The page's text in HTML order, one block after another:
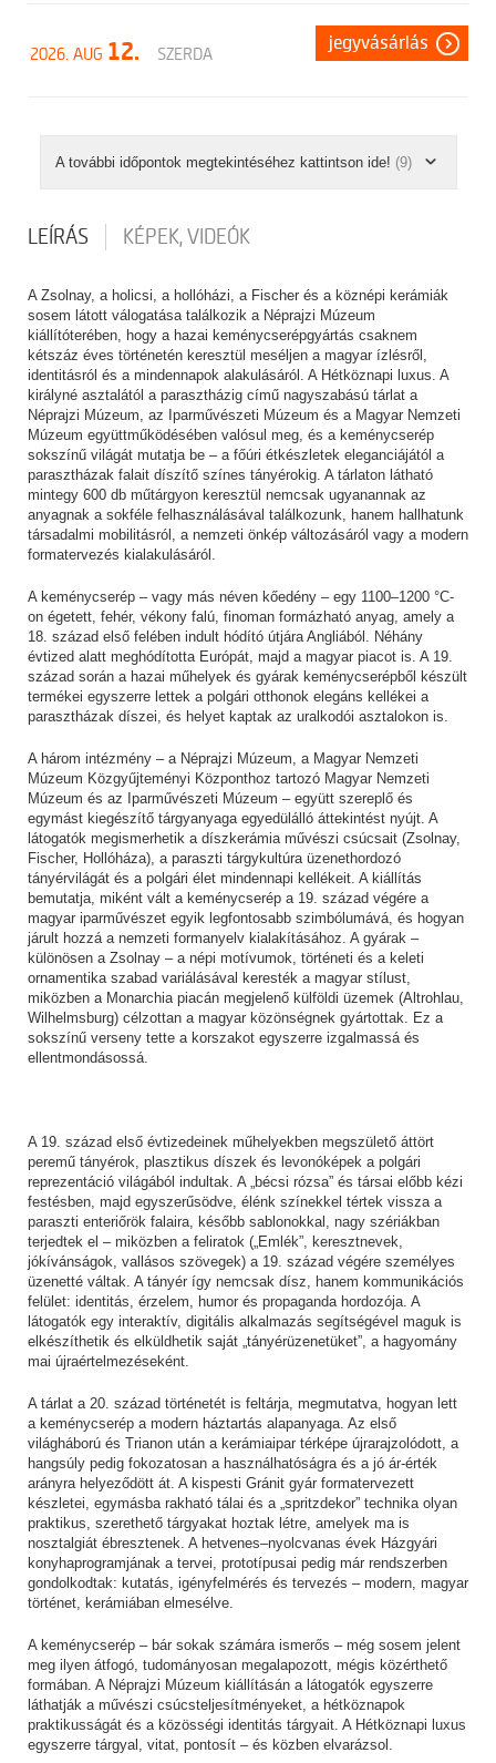
2026. AUG 12. SZERDA
jegyvásárlás
A további időpontok megtekintéséhez kattintson ide! (9)
LEÍRÁS KÉPEK, VIDEÓK
A Zsolnay, a holicsi, a hollóházi, a Fischer és a köznépi kerámiák
sosem látott válogatása találkozik a Néprajzi Múzeum
kiállítóterében, hogy a hazai keménycserépgyártás csaknem
kétszáz éves történetén keresztül meséljen a magyar ízlésről,
identitásról és a mindennapok alakulásáról. A Hétköznapi luxus. A
királyné asztalától a parasztházig című nagyszabású tárlat a
Néprajzi Múzeum, az Iparművészeti Múzeum és a Magyar Nemzeti
Múzeum együttműködésében valósul meg, és a keménycserép
sokszínű világát mutatja be – a főúri étkészletek eleganciájától a
parasztházak falait díszítő színes tányérokig. A tárlaton látható
mintegy 600 db műtárgyon keresztül nemcsak ugyanannak az
anyagnak a sokféle felhasználásával találkozunk, hanem hallhatunk
társadalmi mobilitásról, a nemzeti önkép változásáról vagy a modern
formatervezés kialakulásáról.
A keménycserép – vagy más néven kőedény – egy 1100–1200 °C-
on égetett, fehér, vékony falú, finoman formázható anyag, amely a
18. század első felében indult hódító útjára Angliából. Néhány
évtized alatt meghódította Európát, majd a magyar piacot is. A 19.
század során a hazai műhelyek és gyárak keménycserépből készült
termékei egyszerre lettek a polgári otthonok elegáns kellékei a
parasztházak díszei, és helyet kaptak az uralkodói asztalokon is.
A három intézmény – a Néprajzi Múzeum, a Magyar Nemzeti
Múzeum Közgyűjteményi Központhoz tartozó Magyar Nemzeti
Múzeum és az Iparművészeti Múzeum – együtt szereplő és
egymást kiegészítő tárgyanyaga egyedülálló áttekintést nyújt. A
látogatók megismerhetik a díszkerámia művészi csúcsait (Zsolnay,
Fischer, Hollóháza), a paraszti tárgykultúra üzenethordozó
tányérvilágát és a polgári élet mindennapi kellékeit. A kiállítás
bemutatja, miként vált a keménycserép a 19. század végére a
magyar iparművészet egyik legfontosabb szimbólumává, és hogyan
járult hozzá a nemzeti formanyelv kialakításához. A gyárak –
különösen a Zsolnay – a népi motívumok, történeti és a keleti
ornamentika szabad variálásával keresték a magyar stílust,
miközben a Monarchia piacán megjelenő külföldi üzemek (Altrohlau,
Wilhelmsburg) célzottan a magyar közönségnek gyártottak. Ez a
sokszínű verseny tette a korszakot egyszerre izgalmassá és
ellentmondásossá.
A 19. század első évtizedeinek műhelyekben megszülető áttört
peremű tányérok, plasztikus díszek és levonóképek a polgári
reprezentáció világából indultak. A „bécsi rózsa” és társai előbb kézi
festésben, majd egyszerűsödve, élénk színekkel tértek vissza a
paraszti enteriőrök falaira, később sablonokkal, nagy szériákban
terjedtek el – miközben a feliratok („Emlék”, keresztnevek,
jókívánságok, vallásos szövegek) a 19. század végére személyes
üzenetté váltak. A tányér így nemcsak dísz, hanem kommunikációs
felület: identitás, érzelem, humor és propaganda hordozója. A
látogatók egy interaktív, digitális alkalmazás segítségével maguk is
elkészíthetik és elküldhetik saját „tányérüzenetüket”, a hagyomány
mai újraértelmezéseként.
A tárlat a 20. század történetét is feltárja, megmutatva, hogyan lett
a keménycserép a modern háztartás alapanyaga. Az első
világháború és Trianon után a kerámiaipar térképe újrarajzolódott, a
hangsúly pedig fokozatosan a használhatóságra és a jó ár-érték
arányra helyeződött át. A kispesti Gránit gyár formatervezett
készletei, egymásba rakható tálai és a „spritzdekor” technika olyan
praktikus, szerethető tárgyakat hoztak létre, amelyek ma is
nosztalgiát ébresztenek. A hetvenes–nyolcvanas évek Házgyári
konyhaprogramjának a tervei, prototípusai pedig már rendszerben
gondolkodtak: kutatás, igényfelmérés és tervezés – modern, magyar
történet, kerámiában elmesélve.
A keménycserép – bár sokak számára ismerős – még sosem jelent
meg ilyen átfogó, tudományosan megalapozott, mégis közérthető
formában. A Néprajzi Múzeum kiállításán a látogatók egyszerre
láthatják a művészi csúcsteljesítményeket, a hétköznapok
praktikusságát és a közösségi identitás tárgyait. A Hétköznapi luxus
egyszerre tárgyal, vitat, pontosít – és közben elvarázsol.